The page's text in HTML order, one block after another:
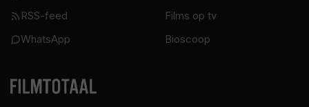
RSS-feed
WhatsApp
Films op tv
Bioscoop